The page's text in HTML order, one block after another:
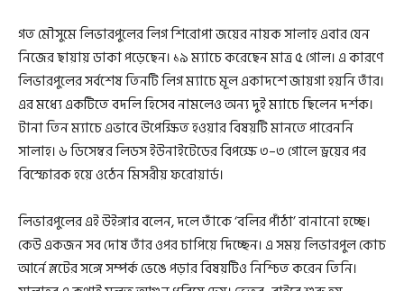
গত মৌসুমে লিভারপুলের লিগ শিরোপা জয়ের নায়ক সালাহ এবার যেন
নিজের ছায়ায় ডাকা পড়েছেন। ১৯ ম্যাচে করেছেন মাত্র ৫ গোল। এ কারণে
লিভারপুলের সর্বশেষ তিনটি লিগ ম্যাচে মূল একাদশে জায়গা হয়নি তাঁর।
এর মধ্যে একটিতে বদলি হিসেব নামলেও অন্য দুই ম্যাচে ছিলেন দর্শক।
টানা তিন ম্যাচে এভাবে উপেক্ষিত হওয়ার বিষয়টি মানতে পারেননি
সালাহ। ৬ ডিসেম্বর লিডস ইউনাইটেডের বিপক্ষে ৩–৩ গোলে ড্রয়ের পর
বিস্ফোরক হয়ে ওঠেন মিসরীয় ফরোয়ার্ড।
লিভারপুলের এই উইঙ্গার বলেন, দলে তাঁকে ‘বলির পাঁঠা’ বানানো হচ্ছে।
কেউ একজন সব দোষ তাঁর ওপর চাপিয়ে দিচ্ছেন। এ সময় লিভারপুল কোচ
আর্নে স্লটের সঙ্গে সম্পর্ক ভেঙে পড়ার বিষয়টিও নিশ্চিত করেন তিনি।